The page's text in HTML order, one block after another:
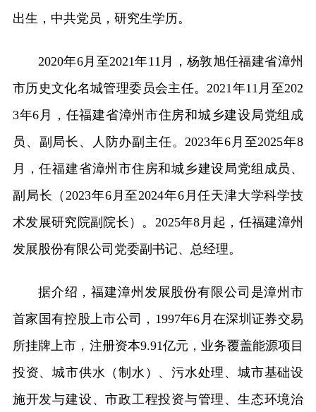
出生，中共党员，研究生学历。
2020年6月至2021年11月，杨敦旭任福建省漳州
市历史文化名城管理委员会主任。2021年11月至202
3年6月，任福建省漳州市住房和城乡建设局党组成
员、副局长、人防办副主任。2023年6月至2025年8
月，任福建省漳州市住房和城乡建设局党组成员、
副局长（2023年6月至2024年6月任天津大学科学技
术发展研究院副院长）。2025年8月起，任福建漳州
发展股份有限公司党委副书记、总经理。
据介绍，福建漳州发展股份有限公司是漳州市
首家国有控股上市公司，1997年6月在深圳证券交易
所挂牌上市，注册资本9.91亿元，业务覆盖能源项目
投资、城市供水（制水）、污水处理、城市基础设
施开发与建设、市政工程投资与管理、生态环境治